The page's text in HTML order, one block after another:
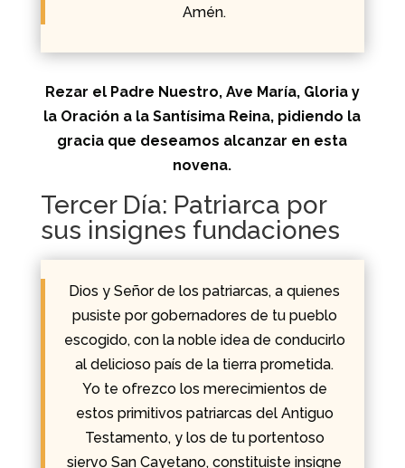
Amén.
Rezar el Padre Nuestro, Ave María, Gloria y
la Oración a la Santísima Reina, pidiendo la
gracia que deseamos alcanzar en esta
novena.
Tercer Día: Patriarca por
sus insignes fundaciones
Dios y Señor de los patriarcas, a quienes
pusiste por gobernadores de tu pueblo
escogido, con la noble idea de conducirlo
al delicioso país de la tierra prometida.
Yo te ofrezco los merecimientos de
estos primitivos patriarcas del Antiguo
Testamento, y los de tu portentoso
siervo San Cayetano, constituiste insigne